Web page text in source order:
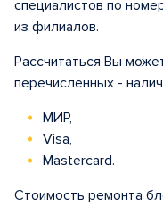
специалистов по
из филиалов.
Рассчитаться Вы
перечисленных -
МИР,
Visa,
Mastercard.
Стоимость ремонта